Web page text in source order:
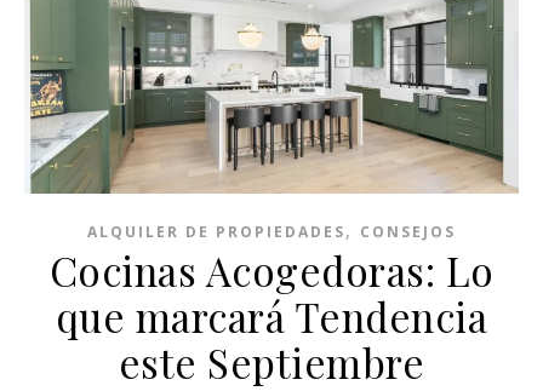
ALQUILER DE PROPIEDADES, CONSEJOS
Cocinas Acogedoras: Lo
que marcará Tendencia
este Septiembre